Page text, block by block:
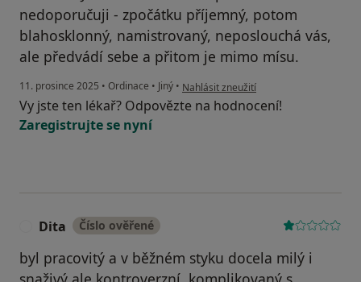
nedoporučuji - zpočátku příjemný, potom
blahosklonný, namistrovaný, neposlouchá vás,
ale předvádí sebe a přitom je mimo mísu.
11. prosince 2025 • Ordinace • Jiný • podle názoru uživatele Vikiisek
Nahlásit zneužití
Vy jste ten lékař? Odpovězte na hodnocení!
Zaregistrujte se nyní
Dita Číslo ověřené
byl pracovitý a v běžném styku docela milý i